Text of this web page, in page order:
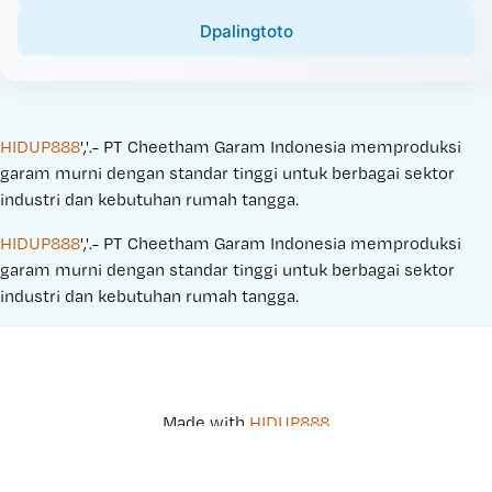
Dpalingtoto
HIDUP888','.- PT Cheetham Garam Indonesia memproduksi
garam murni dengan standar tinggi untuk berbagai sektor
industri dan kebutuhan rumah tangga.
HIDUP888','.- PT Cheetham Garam Indonesia memproduksi
garam murni dengan standar tinggi untuk berbagai sektor
industri dan kebutuhan rumah tangga.
Made with HIDUP888